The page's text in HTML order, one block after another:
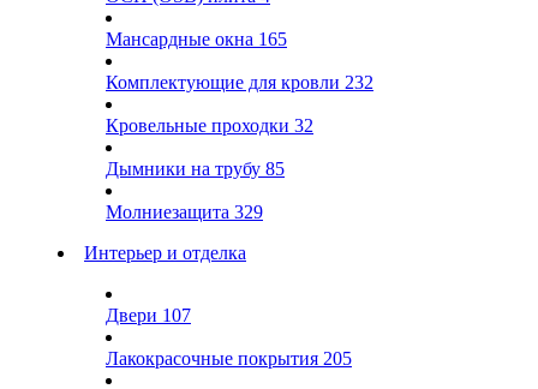
Мансардные окна 165
Комплектующие для кровли 232
Кровельные проходки 32
Дымники на трубу 85
Молниезащита 329
Интерьер и отделка
Двери 107
Лакокрасочные покрытия 205